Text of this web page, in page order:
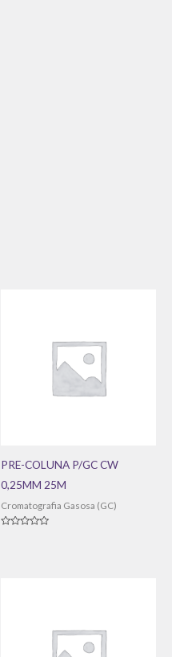
PRE-COLUNA P/GC CW
0,25MM 25M
Cromatografia Gasosa (GC)